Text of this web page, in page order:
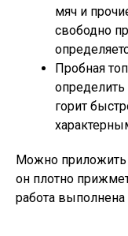
мяч и
свободно
Пробная
определить
горит
Можно приложить
он плотно
работа выполнена